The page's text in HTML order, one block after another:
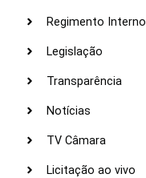
Regimento Interno
Legislação
Transparência
Notícias
TV Câmara
Licitação ao vivo